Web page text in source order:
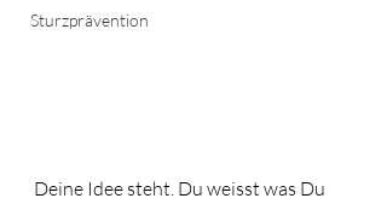
Sturzprävention
Deine Idee steht. Du weisst was Du